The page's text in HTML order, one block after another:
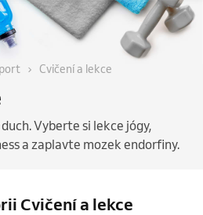
Cvičení a lekce
Vyberte si lekce jógy,
a zaplavte mozek endorfiny.
Cvičení a lekce